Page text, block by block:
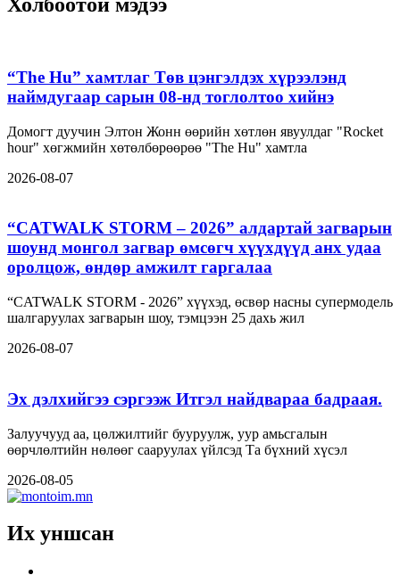
Холбоотой мэдээ
“The Hu” хамтлаг Төв цэнгэлдэх хүрээлэнд
наймдугаар сарын 08-нд тоглолтоо хийнэ
Домогт дуучин Элтон Жонн өөрийн хөтлөн явуулдаг "Rocket
hour" хөгжмийн хөтөлбөрөөрөө "The Hu" хамтла
2026-08-07
“CATWALK STORM – 2026” алдартай загварын
шоунд монгол загвар өмсөгч хүүхдүүд анх удаа
оролцож, өндөр амжилт гаргалаа
“CATWALK STORM - 2026” хүүхэд, өсвөр насны супермодель
шалгаруулах загварын шоу, тэмцээн 25 дахь жил
2026-08-07
Эх дэлхийгээ сэргээж Итгэл найдвараа бадраая.
Залуучууд аа, цөлжилтийг бууруулж, уур амьсгалын
өөрчлөлтийн нөлөөг сааруулах үйлсэд Та бүхний хүсэл
2026-08-05
Их уншсан